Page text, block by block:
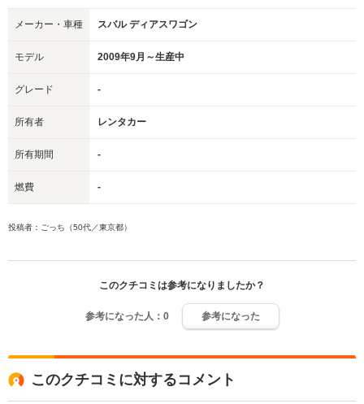
メーカー・車種 スバル ディアスワゴン
モデル 2009年9月～生産中
グレード -
所有者 レンタカー
所有期間 -
燃費 -
投稿者：ごっち（50代／東京都）
このクチコミは参考になりましたか？
参考になった人： 0 参考になった
このクチコミに対するコメント